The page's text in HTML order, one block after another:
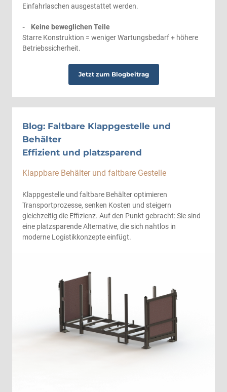
Einfahrlaschen ausgestattet werden.
- Keine beweglichen Teile
Starre Konstruktion = weniger Wartungsbedarf + höhere
Betriebssicherheit.
Jetzt zum Blogbeitrag
Blog: Faltbare Klappgestelle und
Behälter
Effizient und platzsparend
Klappbare Behälter und faltbare Gestelle
Klappgestelle und faltbare Behälter optimieren
Transportprozesse, senken Kosten und steigern
gleichzeitig die Effizienz. Auf den Punkt gebracht: Sie sind
eine platzsparende Alternative, die sich nahtlos in
moderne Logistikkonzepte einfügt.